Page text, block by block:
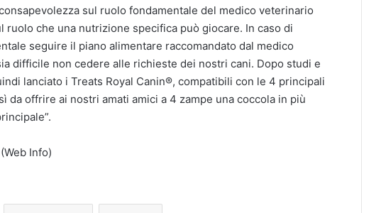
sul ruolo fondamentale del medico veterinario
che una nutrizione specifica può giocare. In caso di
seguire il piano alimentare raccomandato dal medico
difficile non cedere alle richieste dei nostri cani. Dopo studi e
lanciato i Treats Royal Canin®, compatibili con le 4 principali
da offrire ai nostri amati amici a 4 zampe una coccola in più
Info)